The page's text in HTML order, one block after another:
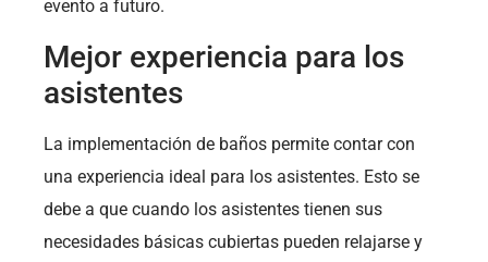
evento a futuro.
Mejor experiencia para los
asistentes
La implementación de baños permite contar con
una experiencia ideal para los asistentes. Esto se
debe a que cuando los asistentes tienen sus
necesidades básicas cubiertas pueden relajarse y